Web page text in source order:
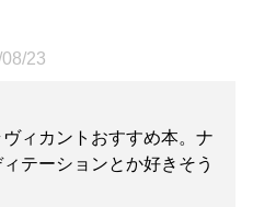
23
ィカントおすすめ本。ナ
テーションとか好きそう